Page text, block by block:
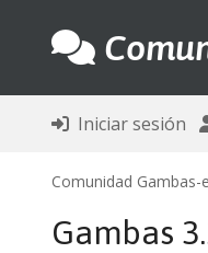
Iniciar sesión
Comunidad Gambas-
Gambas